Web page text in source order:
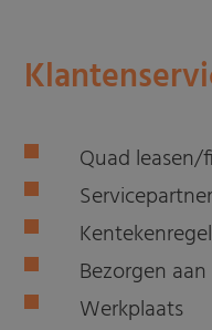
Quad leasen/
Bezorgen
Werkplaats